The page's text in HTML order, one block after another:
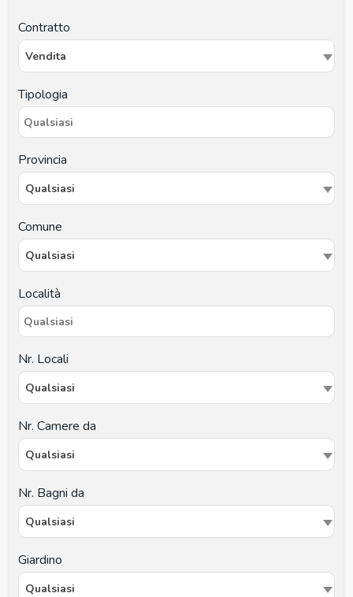
Contratto
Vendita
Tipologia
Provincia
Qualsiasi
Comune
Qualsiasi
Località
Nr. Locali
Qualsiasi
Nr. Camere da
Qualsiasi
Nr. Bagni da
Qualsiasi
Giardino
Qualsiasi